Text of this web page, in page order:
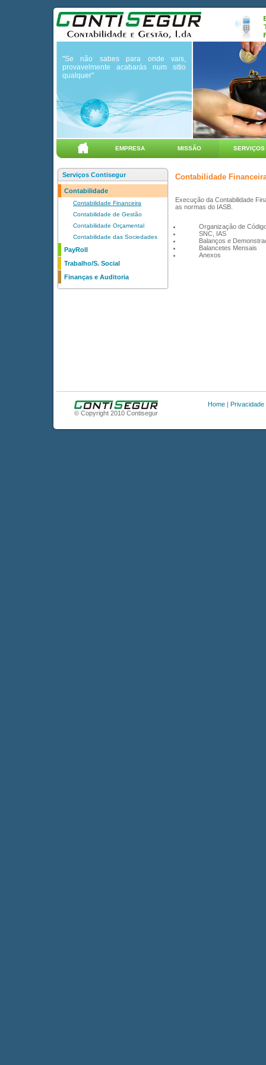
"Se não sabes para onde vais,
provavelmente acabarás num sitio
qualquer"
EMPRESA MISSÃO SERVIÇOS
Serviços Contisegur
Contabilidade
Contabilidade Financeira
Contabilidade de Gestão
Contabilidade Orçamental
Contabilidade das Sociedades
PayRoll
Trabalho/S. Social
Finanças e Auditoria
Contabilidade
Execução da Contabilidade
as normas do IASB.
Organização de
SNC, IAS
Balanços e
Balancetes Mensais
Anexos
© Copyright 2010 Contisegur
Home| Privacidade